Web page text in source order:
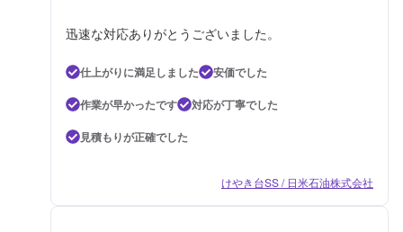
迅速な対応ありがとうございました。
仕上がりに満足しました
安価でした
作業が早かったです
対応が丁寧でした
見積もりが正確でした
けやき台SS / 日米石油株式会社